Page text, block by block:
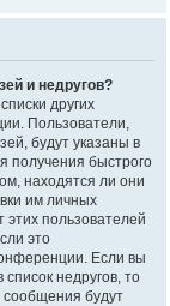
и недругов?
других
Пользователи,
будут указаны в
получения быстрого
находятся ли они
им личных
пользователей
это
Если вы
недругов, то
будут